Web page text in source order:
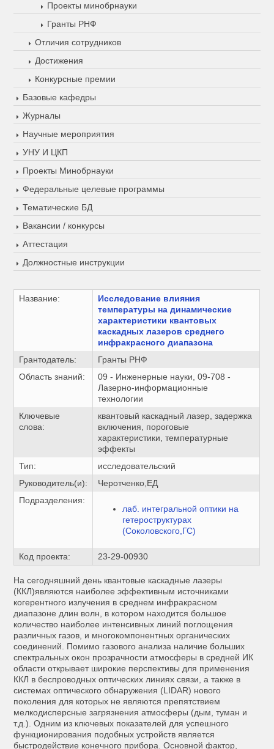
Проекты минобрнауки
Гранты РНФ
Отличия сотрудников
Достижения
Конкурсные премии
Базовые кафедры
Журналы
Научные мероприятия
УНУ И ЦКП
Проекты Минобрнауки
Федеральные целевые программы
Тематические БД
Вакансии / конкурсы
Аттестация
Должностные инструкции
Название:
Исследование влияния
температуры на динамические
характеристики квантовых
каскадных лазеров среднего
инфракрасного диапазона
Грантодатель:
Гранты РНФ
Область знаний:
09 - Инженерные науки, 09-708 -
Лазерно-информационные
технологии
Ключевые
слова:
квантовый каскадный лазер, задержка
включения, пороговые
характеристики, температурные
эффекты
Тип:
исследовательский
Руководитель(и):
Черотченко,ЕД
Подразделения:
лаб. интегральной оптики на
гетероструктурах
(Соколовского,ГС)
Код проекта: 23-29-00930
На сегодняшний день квантовые каскадные лазеры
(ККЛ)являются наиболее эффективным источниками
когерентного излучения в среднем инфракрасном
диапазоне длин волн, в котором находится большое
количество наиболее интенсивных линий поглощения
различных газов, и многокомпонентных органических
соединений. Помимо газового анализа наличие больших
спектральных окон прозрачности атмосферы в средней ИК
области открывает широкие перспективы для применения
ККЛ в беспроводных оптических линиях связи, а также в
системах оптического обнаружения (LIDAR) нового
поколения для которых не являются препятствием
мелкодисперсные загрязнения атмосферы (дым, туман и
т.д.). Одним из ключевых показателей для успешного
функционирования подобных устройств является
быстродействие конечного прибора. Основной фактор,